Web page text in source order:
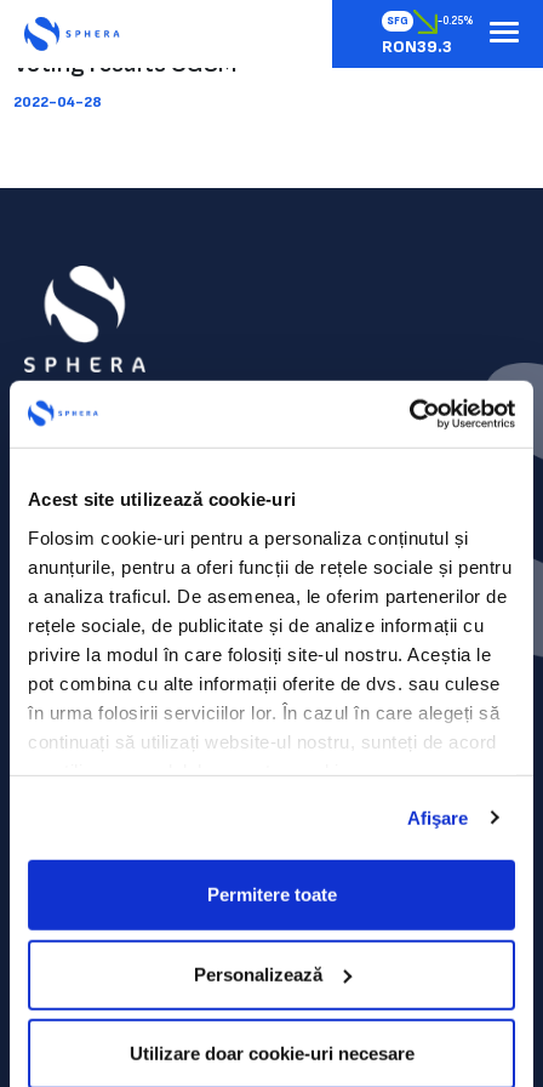
Acest site utilizează cookie-uri
Folosim cookie-uri pentru a personaliza conținutul și
anunțurile, pentru a oferi funcții de rețele sociale și pentru
a analiza traficul. De asemenea, le oferim partenerilor de
rețele sociale, de publicitate și de analize informații cu
privire la modul în care folosiți site-ul nostru. Aceștia le
pot combina cu alte informații oferite de dvs. sau culese
în urma folosirii serviciilor lor. În cazul în care alegeți să
continuați să utilizați website-ul nostru, sunteți de acord
Afişare
Permitere toate
Personalizează
Utilizare doar cookie-uri necesare
SFG -0.25%
RON39.3
Voting results OGSM
2022-04-28
Press releases
Privacy Policy
Contact
Data Processing policy
Cookie policy